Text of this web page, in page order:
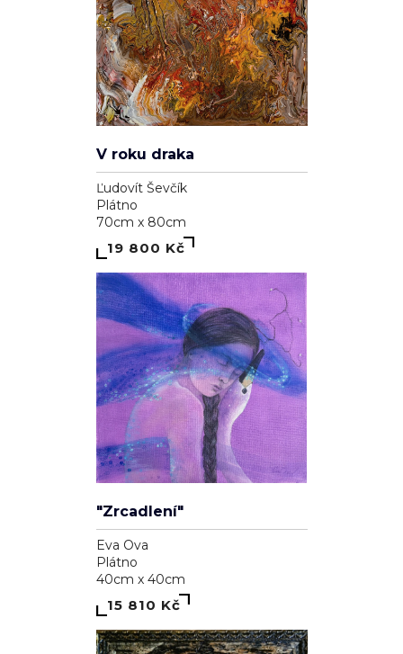
V roku draka
Ľudovít Ševčík
Plátno
70cm x 80cm
19 800 Kč
"Zrcadlení"
Eva Ova
Plátno
40cm x 40cm
15 810 Kč